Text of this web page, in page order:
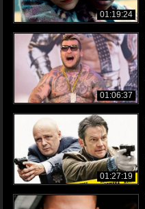
01:19:24
01:06:37
01:27:19